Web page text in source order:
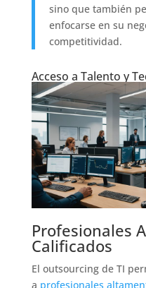
sino que también
enfocarse en su
competitividad.
Acceso a Talento y
Profesionales
Calificados
El outsourcing de TI
a profesionales